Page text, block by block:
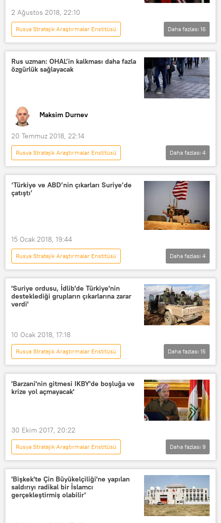
2 Ağustos 2018, 22:10
Rusya Stratejik Araştırmalar Enstitüsü
Ortadoğu
DÜNYA
Türkiye
Analiz
POLİTİKA
Haberler
ABD
TÜRKİYE
Yelena Suponina
Türkiye-ABD ilişkileri
Daha fazlası 16
Rus uzman: OHAL’in kalkması daha fazla
özgürlük sağlayacak
Maksim Durnev
20 Temmuz 2018, 22:14
Rusya Stratejik Araştırmalar Enstitüsü
GÖRÜŞ
Rusya
TÜRKİYE
Vladimir Fitin
OHAL
Daha fazlası 4
‘Türkiye ve ABD’nin çıkarları Suriye’de
çatıştı’
15 Ocak 2018, 19:44
Rusya Stratejik Araştırmalar Enstitüsü
Analiz
Suriye
TÜRKİYE
ABD
Vladimir Fitin
Daha fazlası 4
'Suriye ordusu, İdlib'de Türkiye'nin
desteklediği grupların çıkarlarına zarar
verdi'
10 Ocak 2018, 17:18
Rusya Stratejik Araştırmalar Enstitüsü
DÜNYA
Ortadoğu
SAVUNMA
Türkiye
Haberler
POLİTİKA
El Nusra
Suriye Ulusal Diyalog Kongresi
Daha fazlası 15
'Barzani'nin gitmesi IKBY'de boşluğa ve
krize yol açmayacak'
30 Ekim 2017, 20:22
Rusya Stratejik Araştırmalar Enstitüsü
DÜNYA
Ortadoğu
Rus medyası
Haberler
Erbil
Bağdat
Daha fazlası 9
'Bişkek'te Çin Büyükelçiliği'ne yapılan
saldırıyı radikal bir İslamcı
gerçekleştirmiş olabilir'